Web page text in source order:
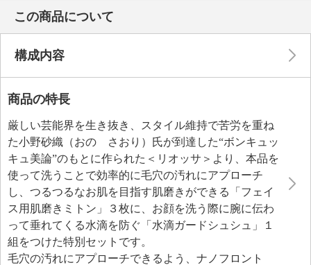
この商品について
構成内容
商品の特長
厳しい芸能界を生き抜き、スタイル維持で苦労を重ね
た小野砂織（おの さおり）氏が到達した“ボンキュッ
キュ美論”のもとに作られた＜リオッサ＞より、本品を
使って洗うことで効率的に毛穴の汚れにアプローチ
し、つるつるなお肌を目指す肌磨きができる「フェイ
ス用肌磨きミトン」３枚に、お顔を洗う際に腕に伝わ
って垂れてくる水滴を防ぐ「水滴ガードシュシュ」１
組をつけた特別セットです。
毛穴の汚れにアプローチできるよう、ナノフロント